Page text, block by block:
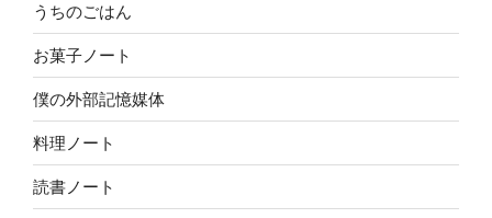
うちのごはん
お菓子ノート
僕の外部記憶媒体
料理ノート
読書ノート